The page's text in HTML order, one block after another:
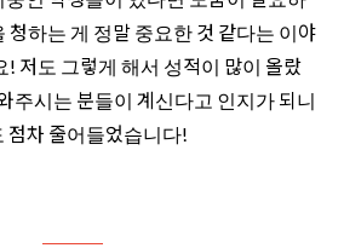
청하는 게 정말 중요한 것 같다는 이야
저도 그렇게 해서 성적이 많이 올랐
주시는 분들이 계신다고 인지가 되니
점차 줄어들었습니다!